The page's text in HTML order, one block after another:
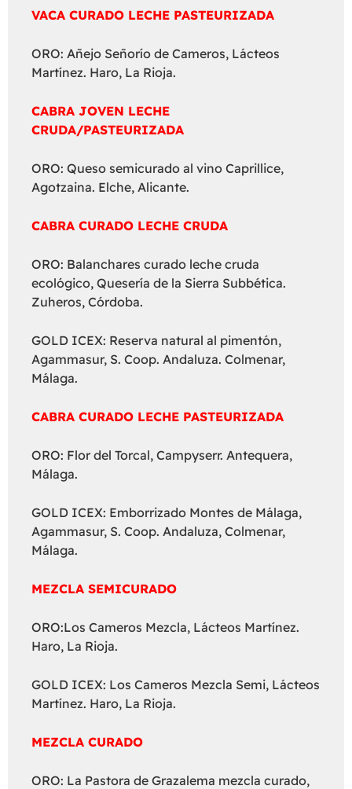
VACA CURADO LECHE PASTEURIZADA
ORO: Añejo Señorío de Cameros, Lácteos
Martínez. Haro, La Rioja.
CABRA JOVEN LECHE
CRUDA/PASTEURIZADA
ORO: Queso semicurado al vino Caprillice,
Agotzaina. Elche, Alicante.
CABRA CURADO LECHE CRUDA
ORO: Balanchares curado leche cruda
ecológico, Quesería de la Sierra Subbética.
Zuheros, Córdoba.
GOLD ICEX: Reserva natural al pimentón,
Agammasur, S. Coop. Andaluza. Colmenar,
Málaga.
CABRA CURADO LECHE PASTEURIZADA
ORO: Flor del Torcal, Campyserr. Antequera,
Málaga.
GOLD ICEX: Emborrizado Montes de Málaga,
Agammasur, S. Coop. Andaluza, Colmenar,
Málaga.
MEZCLA SEMICURADO
ORO:Los Cameros Mezcla, Lácteos Martínez.
Haro, La Rioja.
GOLD ICEX: Los Cameros Mezcla Semi, Lácteos
Martínez. Haro, La Rioja.
MEZCLA CURADO
ORO: La Pastora de Grazalema mezcla curado,